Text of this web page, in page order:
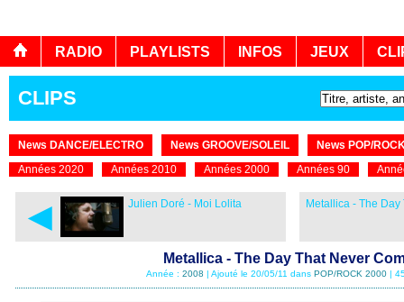
RADIO PLAYLISTS INFOS JEUX
CLIPS
News DANCE/ELECTRO News GROOVE/SOLEIL
News POP/
Années 2020
Années 2010 Années 2000 Années 90
◄ Julien Doré - Moi Lolita Metallica - The Day
Metallica - The Day That Never
Année : 2008 | Ajouté le 20/05/11 dans POP/ROCK 2000 |